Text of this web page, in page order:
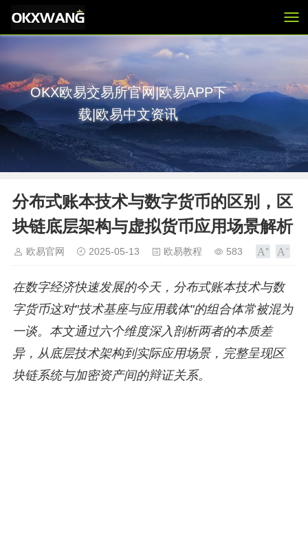
OKX欧易交易所官网|欧易APP下
载|欧易中文资讯
分布式账本技术与数字货币的区别，区
块链底层架构与虚拟货币应用场景解析
欧易官网 2025-05-13 欧易教程 583
在数字经济快速发展的今天，分布式账本技术与数
字货币这对"技术基座与应用载体"的组合体常被混为
一谈。本文通过六个维度深入剖析两者的本质差
异，从底层技术架构到实际应用场景，完整呈现区
块链系统与加密资产间的辩证关系。